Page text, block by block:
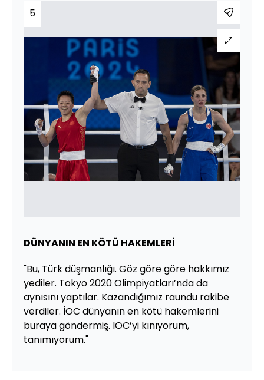
5
DÜNYANIN EN KÖTÜ HAKEMLERİ
"Bu, Türk düşmanlığı. Göz göre göre hakkımız
yediler. Tokyo 2020 Olimpiyatları’nda da
aynısını yaptılar. Kazandığımız raundu rakibe
verdiler. İOC dünyanın en kötü hakemlerini
buraya göndermiş. IOC’yi kınıyorum,
tanımıyorum."